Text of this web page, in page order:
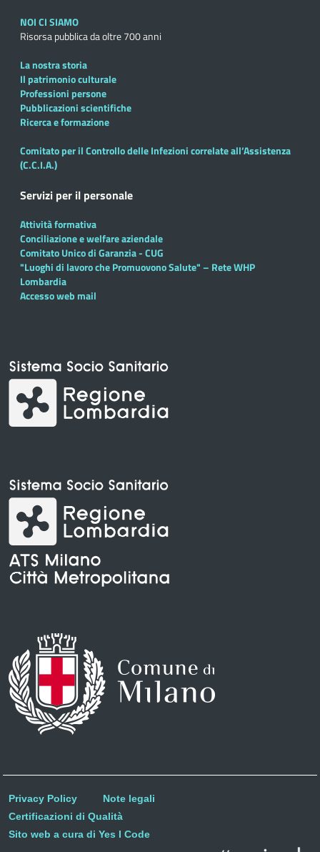
NOI CI SIAMO
Risorsa pubblica da oltre 700 anni
La nostra storia
Il patrimonio culturale
Professioni persone
Pubblicazioni scientifiche
Ricerca e formazione
Comitato per il Controllo delle Infezioni correlate all’Assistenza
(C.C.I.A.)
Servizi per il personale
Attività formativa
Conciliazione e welfare aziendale
Comitato Unico di Garanzia - CUG
"Luoghi di lavoro che Promuovono Salute" – Rete WHP
Lombardia
Accesso web mail
Privacy Policy
Note legali
Certificazioni di Qualità
Sito web a cura di Yes I Code